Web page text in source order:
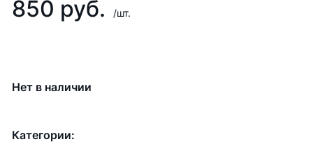
850 руб. /шт.
Категории:
Нет в наличии